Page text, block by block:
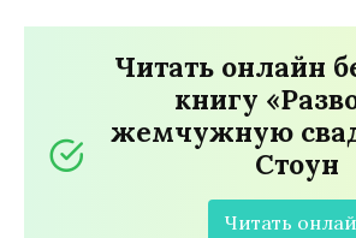
Читать онлайн
книгу
жемчужную
Стоун
Читать